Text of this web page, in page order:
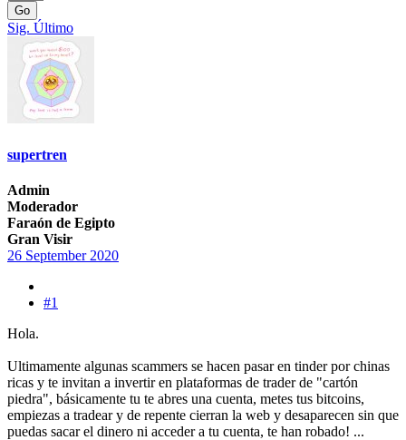
Go
Sig. Último
supertren
Admin
Moderador
Faraón de Egipto
Gran Visir
26 September 2020
#1
Hola.
Ultimamente algunas scammers se hacen pasar en tinder por chinas
ricas y te invitan a invertir en plataformas de trader de "cartón
piedra", básicamente tu te abres una cuenta, metes tus bitcoins,
empiezas a tradear y de repente cierran la web y desaparecen sin que
puedas sacar el dinero ni acceder a tu cuenta, te han robado! ...